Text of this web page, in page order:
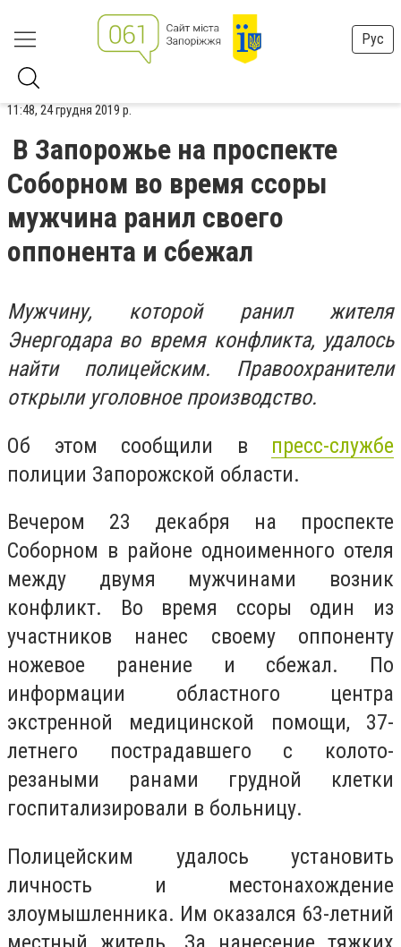
Рус
11:48, 24 грудня 2019 р.
В Запорожье на проспекте
Соборном во время ссоры
мужчина ранил своего
оппонента и сбежал
Мужчину, которой ранил жителя
Энергодара во время конфликта, удалось
найти полицейским. Правоохранители
открыли уголовное производство.
Об этом сообщили в пресс-службе
полиции Запорожской области.
Вечером 23 декабря на проспекте
Соборном в районе одноименного отеля
между двумя мужчинами возник
конфликт. Во время ссоры один из
участников нанес своему оппоненту
ножевое ранение и сбежал. По
информации областного центра
экстренной медицинской помощи, 37-
летнего пострадавшего с колото-
резаными ранами грудной клетки
госпитализировали в больницу.
Полицейским удалось установить
личность и местонахождение
злоумышленника. Им оказался 63-летний